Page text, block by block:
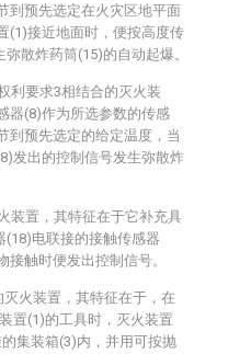
到预先选定在火灾区地平面
(1)接近地面时，便按高度传
散炸药筒(15)的自动起爆。
利要求3相结合的灭火装
器(8)作为所选参数的传感
到预先选定的给定温度，当
发出的控制信号发生弥散炸
装置，其特征在于它补充具
电联接的接触传感器
触时便发出控制信号。
火装置，其特征在于，在
置(1)的工具时，灭火装置
集装箱(3)内，并用可按抛